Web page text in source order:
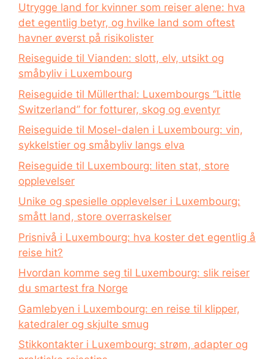
Utrygge land for kvinner som reiser alene: hva
det egentlig betyr, og hvilke land som oftest
havner øverst på risikolister
Reiseguide til Vianden: slott, elv, utsikt og
småbyliv i Luxembourg
Reiseguide til Müllerthal: Luxembourgs “Little
Switzerland” for fotturer, skog og eventyr
Reiseguide til Mosel-dalen i Luxembourg: vin,
sykkelstier og småbyliv langs elva
Reiseguide til Luxembourg: liten stat, store
opplevelser
Unike og spesielle opplevelser i Luxembourg:
smått land, store overraskelser
Prisnivå i Luxembourg: hva koster det egentlig å
reise hit?
Hvordan komme seg til Luxembourg: slik reiser
du smartest fra Norge
Gamlebyen i Luxembourg: en reise til klipper,
katedraler og skjulte smug
Stikkontakter i Luxembourg: strøm, adapter og